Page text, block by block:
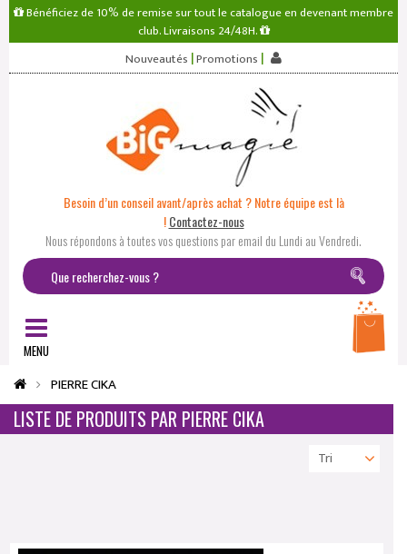
Bénéficiez de 10% de remise sur tout le catalogue en devenant membre
club. Livraisons 24/48H.
Nouveautés |Promotions |
Besoin d’un conseil avant/après achat ? Notre équipe est là
! Contactez-nous
Nous répondons à toutes vos questions par email du Lundi au Vendredi.
MENU
PIERRE CIKA
LISTE DE PRODUITS PAR PIERRE CIKA
Tri